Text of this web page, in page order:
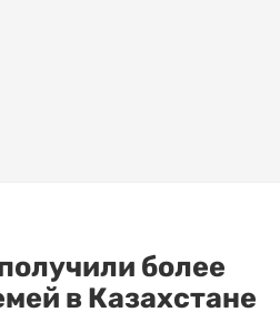
более
в Казахстане